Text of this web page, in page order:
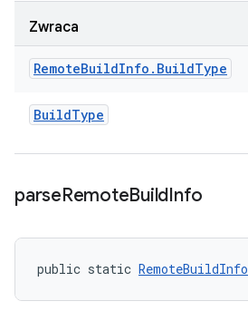
Zwraca
RemoteBuildInfo . BuildType
BuildType
parseRemoteBuildInfo
public static RemoteBuildInfo